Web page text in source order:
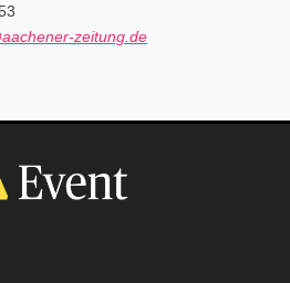
zeitung.de